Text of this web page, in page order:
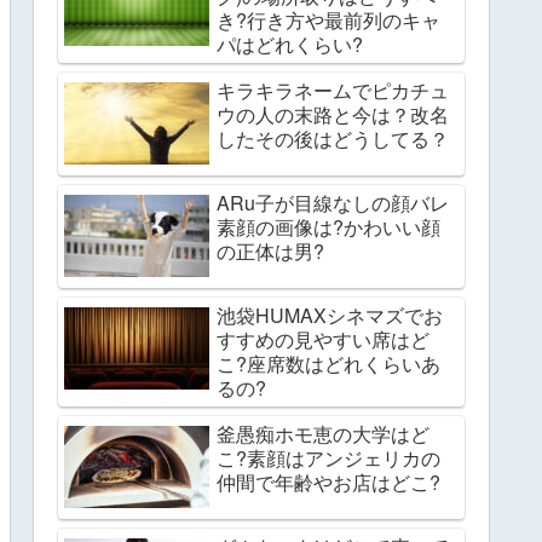
き?行き方や最前列のキャ
パはどれくらい?
キラキラネームでピカチュ
ウの人の末路と今は？改名
したその後はどうしてる？
ARu子が目線なしの顔バレ
素顔の画像は?かわいい顔
の正体は男?
池袋HUMAXシネマズでお
すすめの見やすい席はど
こ?座席数はどれくらいあ
るの?
釜愚痴ホモ恵の大学はど
こ?素顔はアンジェリカの
仲間で年齢やお店はどこ?